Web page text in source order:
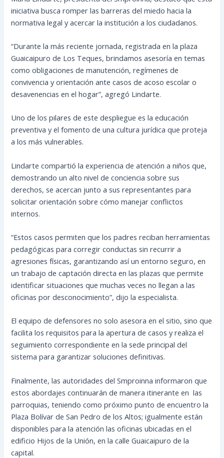
iniciativa busca romper las barreras del miedo hacia la
normativa legal y acercar la institución a los ciudadanos.
“Durante la más reciente jornada, registrada en la plaza
Guaicaipuro de Los Teques, brindamos asesoría en temas
como obligaciones de manutención, regímenes de
convivencia y orientación ante casos de acoso escolar o
desavenencias en el hogar”, agregó Lindarte.
Uno de los pilares de este despliegue es la educación
preventiva y el fomento de una cultura jurídica que proteja
a los más vulnerables.
Lindarte compartió la experiencia de atención a niños que,
demostrando un alto nivel de conciencia sobre sus
derechos, se acercan junto a sus representantes para
solicitar orientación sobre cómo manejar conflictos
internos.
“Estos casos permiten que los padres reciban herramientas
pedagógicas para corregir conductas sin recurrir a
agresiones físicas, garantizando así un entorno seguro, en
un trabajo de captación directa en las plazas que permite
identificar situaciones que muchas veces no llegan a las
oficinas por desconocimiento”, dijo la especialista.
El equipo de defensores no solo asesora en el sitio, sino que
facilita los requisitos para la apertura de casos y realiza el
seguimiento correspondiente en la sede principal del
sistema para garantizar soluciones definitivas.
Finalmente, las autoridades del Smproinna informaron que
estos abordajes continuarán de manera itinerante en las
parroquias, teniendo como próximo punto de encuentro la
Plaza Bolívar de San Pedro de los Altos; igualmente están
disponibles para la atención las oficinas ubicadas en el
edificio Hijos de la Unión, en la calle Guaicaipuro de la
capital.